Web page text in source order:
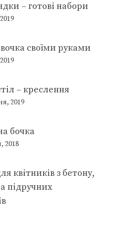
– готові набори
своїми руками
– креслення
2019
бочка
2018
квітників з бетону,
підручних